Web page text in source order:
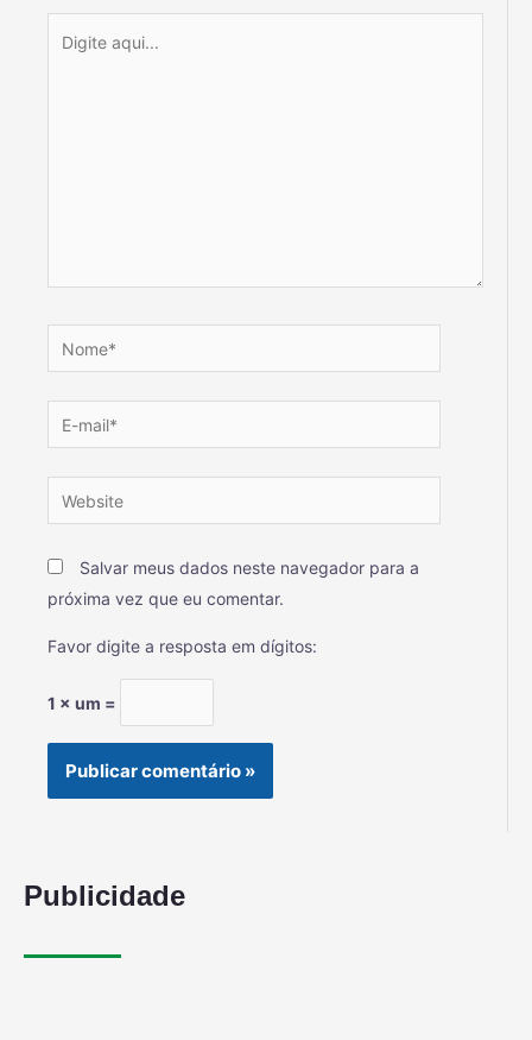
Salvar meus dados neste navegador para a
próxima vez que eu comentar.
Favor digite a resposta em dígitos:
1 × um =
Publicidade